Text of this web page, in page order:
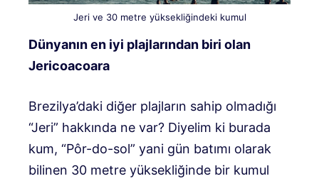
Jeri ve 30 metre yüksekliğindeki kumul
Dünyanın en iyi plajlarından biri olan
Jericoacoara
Brezilya’daki diğer plajların sahip olmadığı
“Jeri” hakkında ne var? Diyelim ki burada
kum, “Pôr-do-sol” yani gün batımı olarak
bilinen 30 metre yüksekliğinde bir kumul